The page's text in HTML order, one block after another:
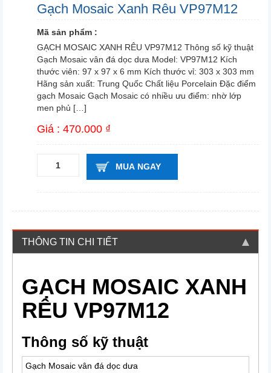
Gạch Mosaic Xanh Rêu VP97M12
Mã sản phẩm :
GẠCH MOSAIC XANH RÊU VP97M12 Thông số kỹ thuật
Gạch Mosaic vân đá dọc dưa Model: VP97M12 Kích
thước viên: 97 x 97 x 6 mm Kích thước vỉ: 303 x 303 mm
Hãng sản xuất: Trung Quốc Chất liệu Porcelain Đặc điểm
gạch Mosaic Gạch Mosaic có nhiều ưu điểm: nhờ lớp
men phủ […]
Giá : 470.000 ₫
MUA NGAY
THÔNG TIN CHI TIẾT
GẠCH MOSAIC XANH
RÊU VP97M12
Thông số kỹ thuật
Gạch Mosaic vân đá dọc dưa